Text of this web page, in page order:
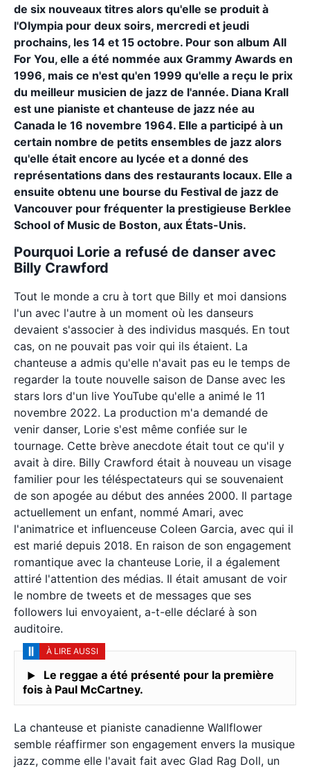
de six nouveaux titres alors qu'elle se produit à
l'Olympia pour deux soirs, mercredi et jeudi
prochains, les 14 et 15 octobre. Pour son album All
For You, elle a été nommée aux Grammy Awards en
1996, mais ce n'est qu'en 1999 qu'elle a reçu le prix
du meilleur musicien de jazz de l'année. Diana Krall
est une pianiste et chanteuse de jazz née au
Canada le 16 novembre 1964. Elle a participé à un
certain nombre de petits ensembles de jazz alors
qu'elle était encore au lycée et a donné des
représentations dans des restaurants locaux. Elle a
ensuite obtenu une bourse du Festival de jazz de
Vancouver pour fréquenter la prestigieuse Berklee
School of Music de Boston, aux États-Unis.
Pourquoi Lorie a refusé de danser avec
Billy Crawford
Tout le monde a cru à tort que Billy et moi dansions
l'un avec l'autre à un moment où les danseurs
devaient s'associer à des individus masqués. En tout
cas, on ne pouvait pas voir qui ils étaient. La
chanteuse a admis qu'elle n'avait pas eu le temps de
regarder la toute nouvelle saison de Danse avec les
stars lors d'un live YouTube qu'elle a animé le 11
novembre 2022. La production m'a demandé de
venir danser, Lorie s'est même confiée sur le
tournage. Cette brève anecdote était tout ce qu'il y
avait à dire. Billy Crawford était à nouveau un visage
familier pour les téléspectateurs qui se souvenaient
de son apogée au début des années 2000. Il partage
actuellement un enfant, nommé Amari, avec
l'animatrice et influenceuse Coleen Garcia, avec qui il
est marié depuis 2018. En raison de son engagement
romantique avec la chanteuse Lorie, il a également
attiré l'attention des médias. Il était amusant de voir
le nombre de tweets et de messages que ses
followers lui envoyaient, a-t-elle déclaré à son
auditoire.
À LIRE AUSSI
Le reggae a été présenté pour la première
fois à Paul McCartney.
La chanteuse et pianiste canadienne Wallflower
semble réaffirmer son engagement envers la musique
jazz, comme elle l'avait fait avec Glad Rag Doll, un